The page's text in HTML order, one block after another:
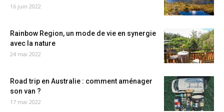
16 juin 2022
Rainbow Region, un mode de vie en synergie
avec la nature
24 mai 2022
Road trip en Australie : comment aménager
son van ?
17 mai 2022